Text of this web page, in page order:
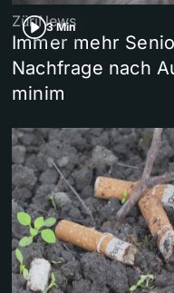
3 Min
ZüriNews
Immer mehr
Nachfrage nach
minim